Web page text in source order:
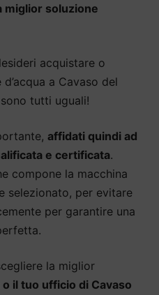
miglior soluzione
acquistare o
a Cavaso del
tutti uguali!
affidati quindi ad
e certificata.
compone la macchina
selezionato, per evitare
per garantire una
la miglior
il tuo ufficio di Cavaso